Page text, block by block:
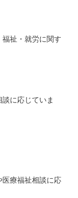
祉・就労に関す
に応じていま
療福祉相談に応